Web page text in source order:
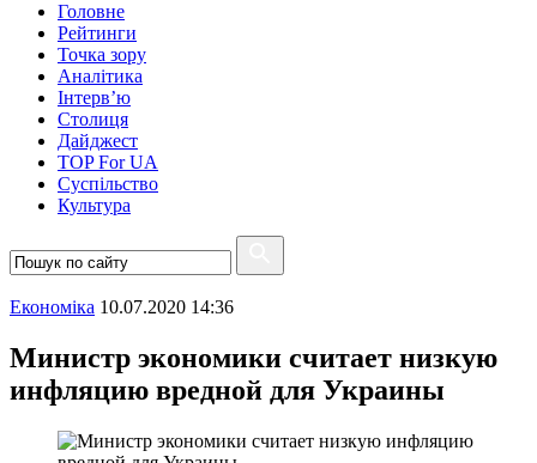
Головне
Рейтинги
Точка зору
Аналітика
Інтерв’ю
Столиця
Дайджест
TOP For UA
Суспiльство
Культура
Економіка 10.07.2020 14:36
Министр экономики считает низкую
инфляцию вредной для Украины